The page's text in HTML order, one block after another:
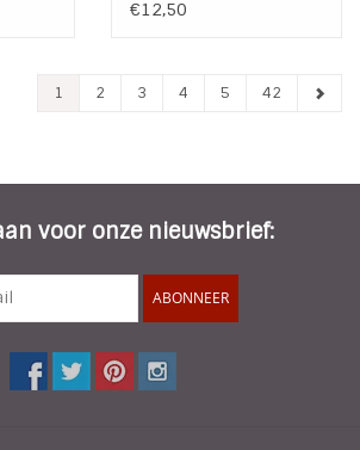
€12,50
1 2 3 4 5 42
voor onze nieuwsbrief:
ABONNEER